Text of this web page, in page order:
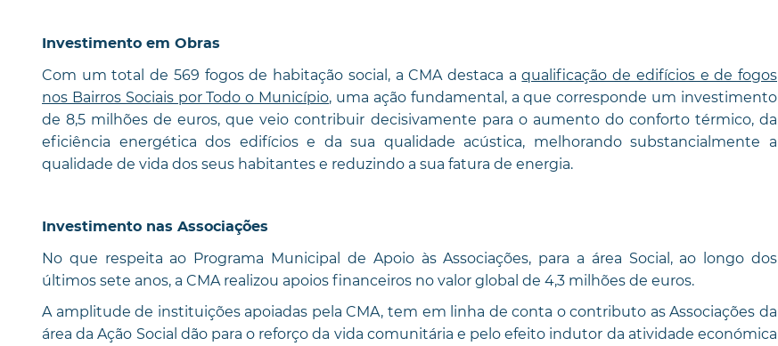
Investimento em Obras
Com um total de 569 fogos de habitação social, a CMA destaca aqualificação de edifícios e de fogos
nos Bairros Sociais por Todo o Município, uma ação fundamental, a que corresponde um investimento
de 8,5 milhões de euros, que veio contribuir decisivamente para o aumento do conforto térmico, da
eficiência energética dos edifícios e da sua qualidade acústica, melhorando substancialmente a
qualidade de vida dos seus habitantes e reduzindo a sua fatura de energia.
Investimento nas Associações
No que respeita ao Programa Municipal de Apoio às Associações, para a área Social, ao longo dos
últimos sete anos, a CMA realizou apoios financeiros no valor global de 4,3 milhões de euros.
A amplitude de instituições apoiadas pela CMA, tem em linha de conta o contributo as Associações da
área da Ação Social dão para o reforço da vida comunitária e pelo efeito indutor da atividade económica